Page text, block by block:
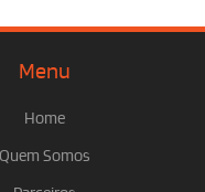
Menu
Home
Quem Somos